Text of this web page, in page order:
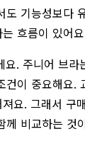
기능성보다
흐름이 있어
요. 주니어 브라
건이 중요해요.
요. 그래서 구
께 비교하는 것